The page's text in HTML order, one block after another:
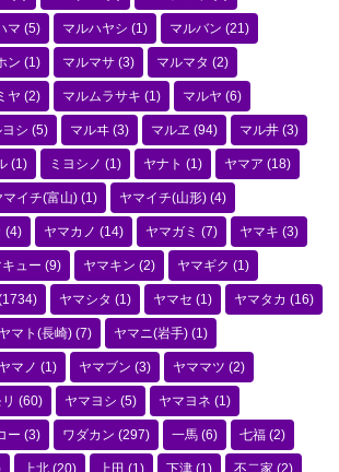
マ (5) マルハヤシ (1) マルバン (21)
ン (1) マルマサ (3) マルマタ (2)
ヤ (2) マルムラサキ (1) マルヤ (6)
シ (5) マルヰ (3) マルヱ (94) マル井 (3)
(1) ミヨシノ (1) ヤナト (1) ヤマア (18)
マイチ(富山) (1) ヤマイチ(山形) (4)
(4) ヤマカノ (14) ヤマガミ (7) ヤマキ (3)
ュー (9) ヤマキン (2) ヤマギク (1)
ヤマシタ (1) ヤマセ (1) ヤマタカ (16)
ヤマト(長崎) (7) ヤマニ(岩手) (1)
ヤマノ (1) ヤマブン (3) ヤママツ (2)
(60) ヤマヨシ (5) ヤマヨネ (1)
ー (3) ワダカン (297) 一馬 (6) 七福 (2)